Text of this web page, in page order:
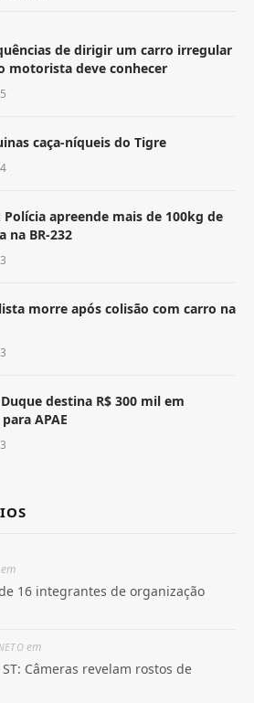
de dirigir um carro irregular
motorista deve conhecer
caça-níqueis do Tigre
Polícia apreende mais de 100kg de
na BR-232
morre após colisão com carro na
destina R$ 300 mil em
APAE
em
16 integrantes de organização
em
Câmeras revelam rostos de